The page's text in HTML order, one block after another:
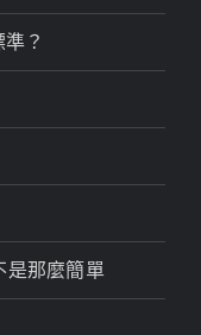
？
是那麼簡單